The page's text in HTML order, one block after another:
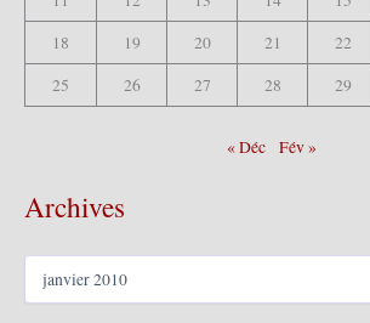
18
19 20 21 22
25
26 27 28 29
« Déc Fév »
Archives
A